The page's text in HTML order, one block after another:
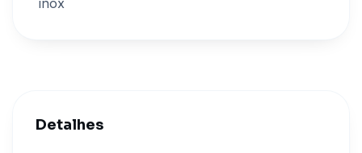
inox
Detalhes